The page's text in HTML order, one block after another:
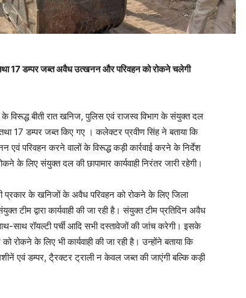
17 डम्पर जब्त अवैध उत्खनन और परिवहन को रोकने चलेगी
बीती रात खनिज, पुलिस एवं राजस्व विभाग के संयुक्त दल
तथा 17 डम्पर जब्त किए गए । कलेक्टर प्रवीण सिंह ने बताया कि
परिवहन करने वालों के विरूद्ध कड़ी कार्रवाई करने के निर्देश
लिए संयुक्त दल की छापामार कार्यवाही निरंतर जारी रहेगी।
के खनिजों के अवैध परिवहन को रोकने के लिए जिला
टीम द्वारा कार्यवाही की जा रही है। संयुक्त टीम प्रतिदिन अवैध
रॉयल्टी पर्ची आदि सभी दस्तावेजों की जांच करेगी। इसके
रोकने के लिए भी कार्यवाही की जा रही है। उन्होंने बताया कि
एवं डम्पर, टै्रक्टर ट्राली न केवल जब्त की जाएंगी बल्कि कड़ी